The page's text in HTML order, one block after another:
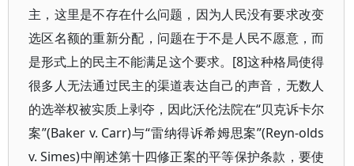
主，这里是不存在什么问题，因为人民没有要求改变
选区名额的重新分配，问题在于不是人民不愿意，而
是形式上的民主不能满足这个要求。[8]这种格局使得
很多人无法通过民主的渠道表达自己的声音，无数人
的选举权被实质上剥夺，因此沃伦法院在“贝克诉卡尔
案”(Baker v. Carr)与“雷纳得诉希姆思案”(Reyn-olds
v. Simes)中阐述第十四修正案的平等保护条款，要使